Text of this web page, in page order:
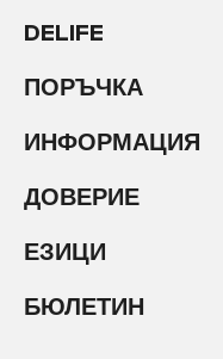
DELIFE
ПОРЪЧКА
ИНФОРМАЦИЯ
ДОВЕРИЕ
ЕЗИЦИ
БЮЛЕТИН